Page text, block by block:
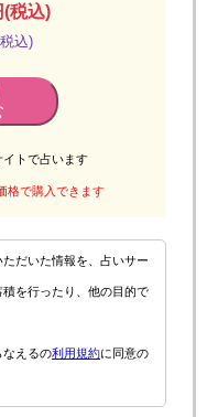
税込)
込)
イトで占います
格で購入できます
だいた情報を、占いサー
を行ったり、他の目的で
なえるの利用規約に同意の